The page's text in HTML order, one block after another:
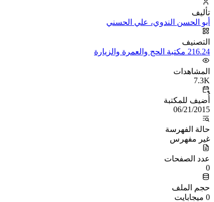
تأليف
أبو الحسن الندوي، علي الحسني
التصنيف
216.24 مكتبة الحج والعمرة والزيارة
المشاهدات
7.3K
أُضيف للمكتبة
06/21/2015
حالة الفهرسة
غير مفهرس
عدد الصفحات
0
حجم الملف
0 ميجابايت